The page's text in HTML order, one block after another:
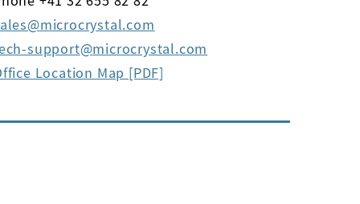
microcrystal com
support
microcrystal com
Location Map [PDF]